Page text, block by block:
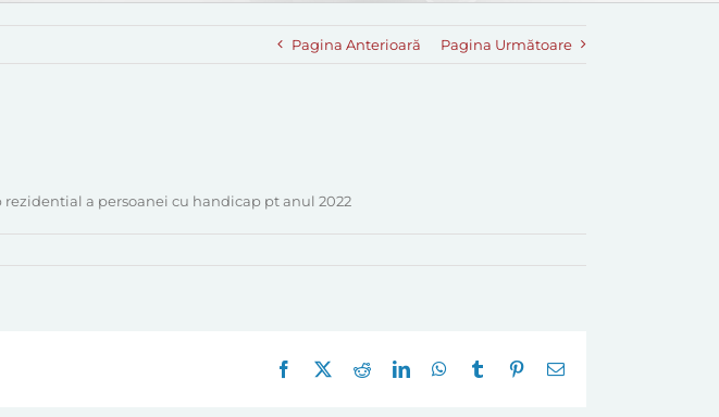
Pagina Anterioară Pagina Următoare
a persoanei cu handicap pt anul 2022
Facebook RedditLinkedInWhatsApp
Tumblr Pinterest
E-